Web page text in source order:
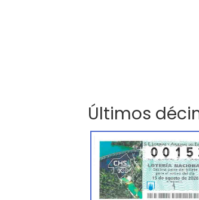
Últimos